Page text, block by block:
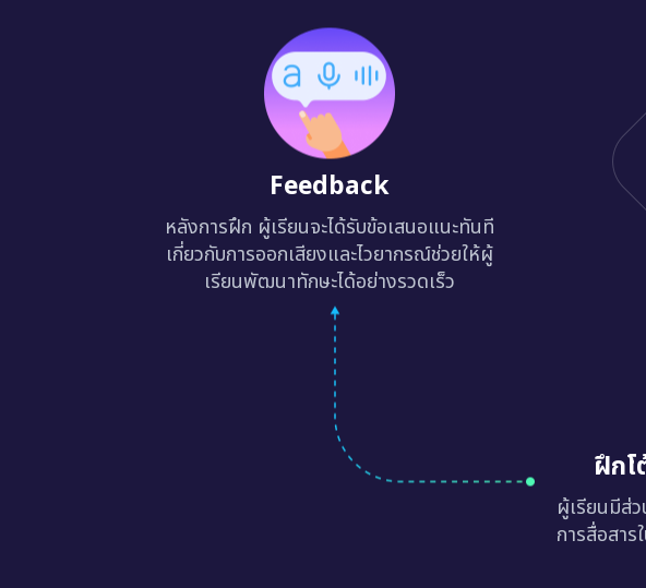
ฝึก
ผู้เรียนมีส่
การสื่อสา
Feedback
หลังการฝึก ผู้เรียนจะได้รับข้อเสนอแนะทันที
เกี่ยวกับการออกเสียงและไวยากรณ์ช่วยให้ผู้
เรียนพัฒนาทักษะได้อย่างรวดเร็ว